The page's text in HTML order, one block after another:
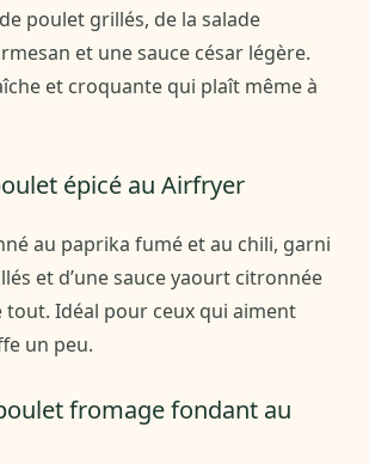
poulet grillés, de la salade
et une sauce césar légère.
et croquante qui plaît même à
épicé au Airfryer
au paprika fumé et au chili, garni
et d’une sauce yaourt citronnée
Idéal pour ceux qui aiment
un peu.
fromage fondant au